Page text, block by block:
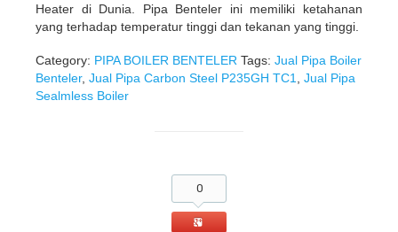
Heater di Dunia. Pipa Benteler ini memiliki ketahanan
yang terhadap temperatur tinggi dan tekanan yang tinggi.
Category: PIPA BOILER BENTELER Tags: Jual Pipa Boiler
Benteler, Jual Pipa Carbon Steel P235GH TC1
Jual Pipa
Sealmless Boiler
0